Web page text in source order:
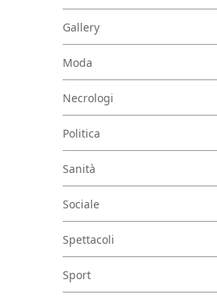
Gallery
Moda
Necrologi
Politica
Sanità
Sociale
Spettacoli
Sport